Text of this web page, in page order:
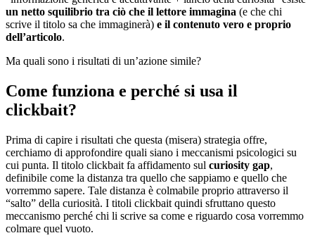
un netto squilibrio tra ciò che il lettore immagina (e che chi
scrive il titolo sa che immaginerà) e il contenuto vero e proprio
dell’articolo.
Ma quali sono i risultati di un’azione simile?
Come funziona e perché si usa il
clickbait?
Prima di capire i risultati che questa (misera) strategia offre,
cerchiamo di approfondire quali siano i meccanismi psicologici su
cui punta. Il titolo clickbait fa affidamento sul curiosity gap,
definibile come la distanza tra quello che sappiamo e quello che
vorremmo sapere. Tale distanza è colmabile proprio attraverso il
“salto” della curiosità. I titoli clickbait quindi sfruttano questo
meccanismo perché chi li scrive sa come e riguardo cosa vorremmo
colmare quel vuoto.